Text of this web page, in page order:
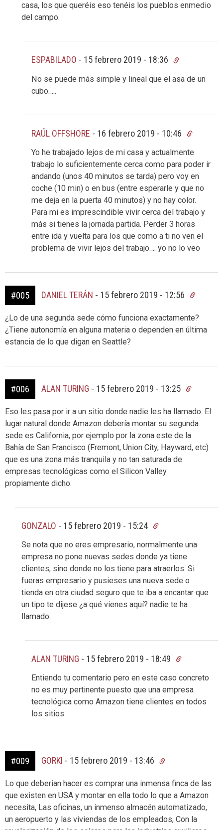
casa, los que queréis eso tenéis los pueblos enmedio
del campo.
ESPABILADO - 15 febrero 2019 - 18:36
No se puede más simple y lineal que el asa de un
cubo…..
RAÚL OFFSHORE - 16 febrero 2019 - 10:46
Yo he trabajado lejos de mi casa y actualmente
trabajo lo suficientemente cerca como para poder ir
andando (unos 40 minutos se tarda) pero voy en
coche (10 min) o en bus (entre esperarle y que no
me deja en la puerta 40 minutos) y no hay color.
Para mi es imprescindible vivir cerca del trabajo y
más si tienes la jornada partida. Perder 3 horas
entre ida y vuelta para los que como a ti no ven el
problema de vivir lejos del trabajo…. yo no lo veo
#005 DANIEL TERÁN - 15 febrero 2019 - 12:56
¿Lo de una segunda sede cómo funciona exactamente?
¿Tiene autonomía en alguna materia o dependen en última
estancia de lo que digan en Seattle?
#006 ALAN TURING - 15 febrero 2019 - 13:25
Eso les pasa por ir a un sitio donde nadie les ha llamado. El
lugar natural donde Amazon debería montar su segunda
sede es California, por ejemplo por la zona este de la
Bahía de San Francisco (Fremont, Union City, Hayward, etc)
que es una zona más tranquila y no tan saturada de
empresas tecnológicas como el Silicon Valley
propiamente dicho.
GONZALO - 15 febrero 2019 - 15:24
Se nota que no eres empresario, normalmente una
empresa no pone nuevas sedes donde ya tiene
clientes, sino donde no los tiene para atraerlos. Si
fueras empresario y pusieses una nueva sede o
tienda en otra ciudad seguro que te iba a encantar que
un tipo te dijese ¿a qué vienes aquí? nadie te ha
llamado.
ALAN TURING - 15 febrero 2019 - 18:49
Entiendo tu comentario pero en este caso concreto
no es muy pertinente puesto que una empresa
tecnológica como Amazon tiene clientes en todos
los sitios.
#009 GORKI - 15 febrero 2019 - 13:46
Lo que deberian hacer es comprar una inmensa finca de las
que existen en USA y montar en ella todo lo que a Amazon
necesita, Las oficinas, un inmenso almacén automatizado,
un aeropuerto y las viviendas de los empleados, Con la